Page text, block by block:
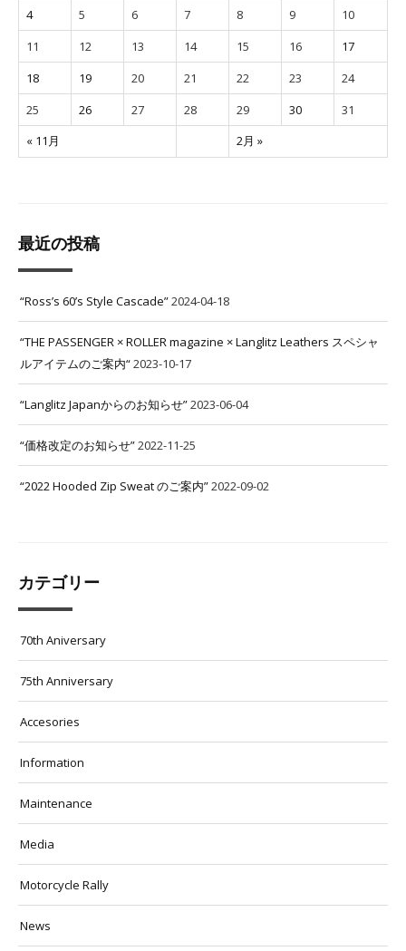
« 11月 2月 »
4
5 6 7 8 9
10
11
12 13 14 15 16
17
18
19 20 21 22 23
24
25
26 27 28 29 30 31
最近の投稿
“Ross’s 60’s Style Cascade”2024-04-18
“THE PASSENGER × ROLLER magazine × Langlitz Leathers スペシャ
ルアイテムのご案内“2023-10-17
“Langlitz Japanからのお知らせ”2023-06-04
“価格改定のお知らせ”2022-11-25
“2022 Hooded Zip Sweat のご案内”2022-09-02
カテゴリー
70th Aniversary
75th Anniversary
Accesories
Information
Maintenance
Media
Motorcycle Rally
News